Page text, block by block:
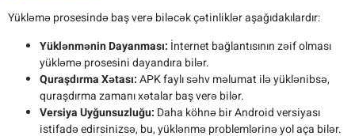
Yükləmə prosesində baş verə biləcək çətinliklər aşağıdakılardır:
Yüklənmənin Dayanması: İnternet bağlantısının zəif olması
yükləmə prosesini dayandıra bilər.
Quraşdırma Xətası:APK faylı səhv məlumat ilə yüklənibsə,
quraşdırma zamanı xətalar baş verə bilər.
Versiya Uyğunsuzluğu: Daha köhnə bir Android versiyası
istifadə edirsinizsə, bu, yüklənmə problemlərinə yol aça bilər.